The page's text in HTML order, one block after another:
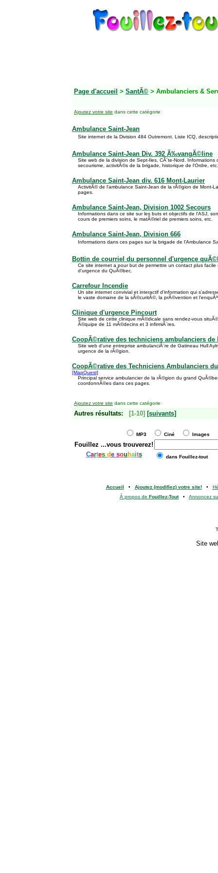
Page d'accueil > SantÃ© > Ambulanciers &
Ajoutez votre site dans cette catégorie
Ambulance Saint-Jean
Site internet de la Division 484 Outremont. Liste ICQ,
Ambulance Saint-Jean Div. 392 Ã‰vangÃ©line
Site web de la division de Sept-Iles, CÃ´te-Nord. Informations
secourisme, activitÃ©s de la brigade, historique de l'Ordre, etc.
Ambulance Saint-Jean div. 616 Mont-Laurier
ActivitÃ© de l'ambulance Saint-Jean de la rÃ©gion de Mont-
pages.
Ambulance Saint-Jean, Division 1002 Secours
Informations dans ce site sur les buts et objectifs de l'ASJ,
cours de premiers soins, le matÃ©riel de premiers soins, etc.
Ambulance Saint-Jean, Division 666
Informations dans ces pages sur la brigade de l'Ambulance
Bottin de courriel du personnel d'urgence
Ce site internet a pour but de permettre un contact plus
d'urgence du QuÃ©bec.
Carrefour Incendie
Un site internet convivial et interactif d'information qui
le vaste domaine de la sÃ©curitÃ©, la prÃ©vention et
Clinique d'urgence Pincourt
Site web de cette clinique mÃ©dicale sans rendez-vous
Ã©quipe de 11 mÃ©decins et 3 infirmiÃ¨res.
CoopÃ©rative des techniciens ambulanciers de
Site web d'une entreprise ambulanciÃ¨re de Gatineau Hull
urgence de la rÃ©gion.
CoopÃ©rative des Techniciens Ambulanciers
[MapQuest]
Principal service ambulancier de la rÃ©gion du grand
coordonnÃ©es dans ces pages.
Ajoutez votre site dans cette catégorie
Autres résultats: [1-10] [suivants]
MP3 Ciné Images
Fouillez ...vous trouverez!
Cartes de sou haits dans Fouillez-tout
Accueil • Ajoutez (modifiez) votre site!•
À propos de Fouillez-Tout• Annoncez
Site